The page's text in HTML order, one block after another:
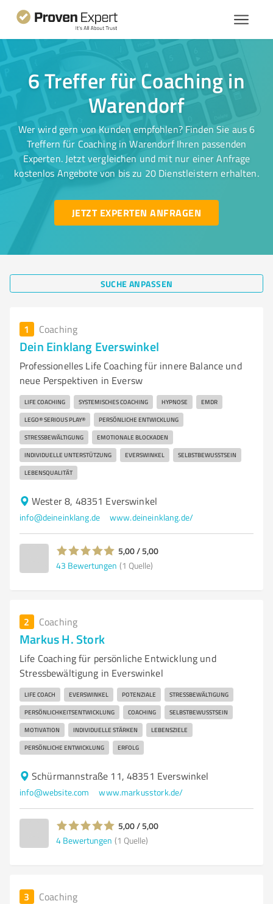
6 Treffer für Coaching in
Warendorf
Wer wird gern von Kunden empfohlen? Finden Sie aus 6
Treffern für Coaching in Warendorf Ihren passenden
Experten. Jetzt vergleichen und mit nur einer Anfrage
kostenlos Angebote von bis zu 20 Dienstleistern erhalten.
JETZT EXPERTEN ANFRAGEN
SUCHE ANPASSEN
1 Coaching
Dein Einklang Everswinkel
Professionelles Life Coaching für innere Balance und
neue Perspektiven in Eversw
LIFE COACHING SYSTEMISCHES COACHING HYPNOSE EMDR
LEGO® SERIOUS PLAY® PERSÖNLICHE ENTWICKLUNG
STRESSBEWÄLTIGUNG EMOTIONALE BLOCKADEN
INDIVIDUELLE UNTERSTÜTZUNG EVERSWINKEL SELBSTBEWUSSTSEIN
LEBENSQUALITÄT
Wester 8, 48351 Everswinkel
info@deineinklang.de www.deineinklang.de/
5,00 / 5,00
43 Bewertungen (1 Quelle)
2 Coaching
Markus H. Stork
Life Coaching für persönliche Entwicklung und
Stressbewältigung in Everswinkel
LIFE COACH EVERSWINKEL POTENZIALE STRESSBEWÄLTIGUNG
PERSÖNLICHKEITSENTWICKLUNG COACHING SELBSTBEWUSSTSEIN
MOTIVATION INDIVIDUELLE STÄRKEN LEBENSZIELE
PERSÖNLICHE ENTWICKLUNG ERFOLG
Schürmannstraße 11, 48351 Everswinkel
info@website.com www.markusstork.de/
5,00 / 5,00
4 Bewertungen (1 Quelle)
3 Coaching